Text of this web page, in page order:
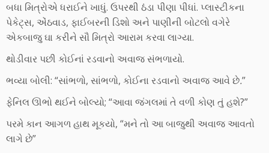
બધા મિત્રોએ ધરાઈને ખાધું. ઉપરથી ઠંડા પીણા પીધાં. પ્લાસ્ટીકના
પેકેટ્સ, એંઠવાડ, ફાઈબરની ડિશો અને પાણીની બોટલો વગેરે
એકબાજુ ઘા કરીને સૌ મિત્રો આરામ કરવા લાગ્યા.
થોડીવાર પછી કોઈનાં રડવાનો અવાજ સંભળાયો.
ભવ્યા બોલી: “સાંભળો, સાંભળો, કોઈના રડવાનો અવાજ આવે છે.”
ફેનિલ ઊભો થઈને બોલ્યો; “આવા જંગલમાં તે વળી કોણ તું હશે?”
પરમે કાન આગળ હાથ મૂકયો, “મને તો આ બાજુથી અવાજ આવતો
લાગે છે”